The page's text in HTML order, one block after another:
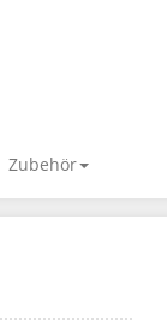
Zubehör